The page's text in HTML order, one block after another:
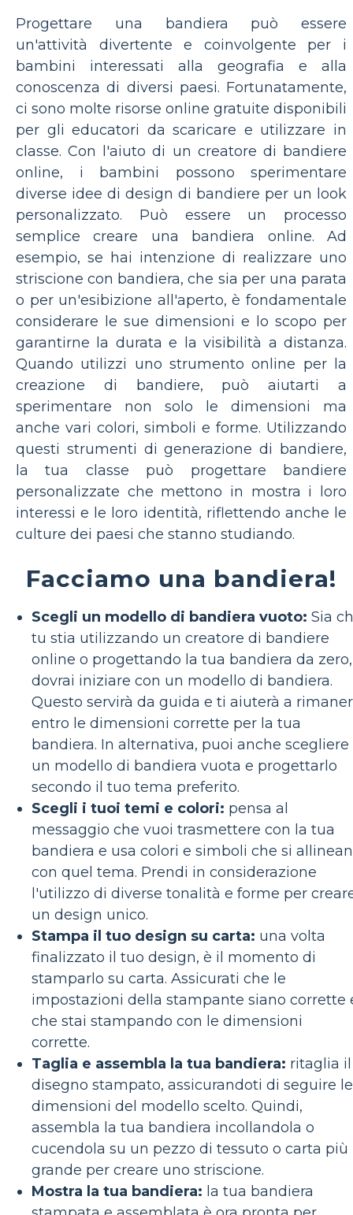
Progettare una bandiera può essere
un'attività divertente e coinvolgente per i
bambini interessati alla geografia e alla
conoscenza di diversi paesi. Fortunatamente,
ci sono molte risorse online gratuite disponibili
per gli educatori da scaricare e utilizzare in
classe. Con l'aiuto di un creatore di bandiere
online, i bambini possono sperimentare
diverse idee di design di bandiere per un look
personalizzato. Può essere un processo
semplice creare una bandiera online. Ad
esempio, se hai intenzione di realizzare uno
striscione con bandiera, che sia per una parata
o per un'esibizione all'aperto, è fondamentale
considerare le sue dimensioni e lo scopo per
garantirne la durata e la visibilità a distanza.
Quando utilizzi uno strumento online per la
creazione di bandiere, può aiutarti a
sperimentare non solo le dimensioni ma
anche vari colori, simboli e forme. Utilizzando
questi strumenti di generazione di bandiere,
la tua classe può progettare bandiere
personalizzate che mettono in mostra i loro
interessi e le loro identità, riflettendo anche le
culture dei paesi che stanno studiando.
Facciamo una bandiera!
Scegli un modello di bandiera vuoto: Sia
tu stia utilizzando un creatore di bandiere
online o progettando la tua bandiera da zero,
dovrai iniziare con un modello di bandiera.
Questo servirà da guida e ti aiuterà a
entro le dimensioni corrette per la tua
bandiera. In alternativa, puoi anche scegliere
un modello di bandiera vuota e progettarlo
secondo il tuo tema preferito.
Scegli i tuoi temi e colori: pensa al
messaggio che vuoi trasmettere con la tua
bandiera e usa colori e simboli che si
con quel tema. Prendi in considerazione
l'utilizzo di diverse tonalità e forme per
un design unico.
Stampa il tuo design su carta: una volta
finalizzato il tuo design, è il momento di
stamparlo su carta. Assicurati che le
impostazioni della stampante siano corrette
che stai stampando con le dimensioni
corrette.
Taglia e assembla la tua bandiera: ritaglia il
disegno stampato, assicurandoti di seguire le
dimensioni del modello scelto. Quindi,
assembla la tua bandiera incollandola o
cucendola su un pezzo di tessuto o carta più
grande per creare uno striscione.
Mostra la tua bandiera: la tua bandiera